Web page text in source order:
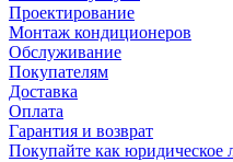
Проектирование
Монтаж кондиционеров
Обслуживание
Покупателям
Доставка
Оплата
Гарантия и возврат
Покупайте как юридическое